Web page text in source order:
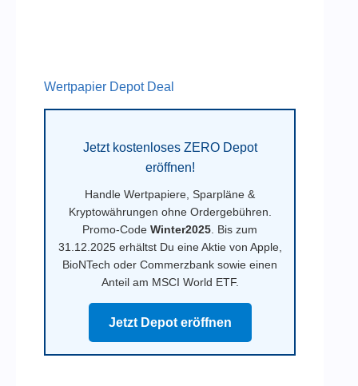
Wertpapier Depot Deal
Jetzt kostenloses ZERO Depot
eröffnen!
Handle Wertpapiere, Sparpläne &
Kryptowährungen ohne Ordergebühren.
Promo-CodeWinter2025. Bis zum
31.12.2025 erhältst Du eine Aktie von Apple,
BioNTech oder Commerzbank sowie einen
Anteil am MSCI World ETF.
Jetzt Depot eröffnen